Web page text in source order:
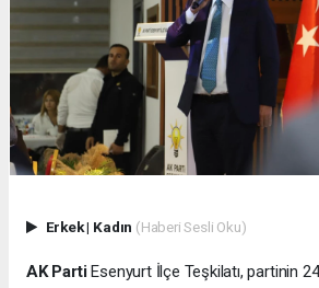
Erkek| Kadın (Haberi Sesli Oku)
AK PartiEsenyurt İlçe Teşkilatı, partinin